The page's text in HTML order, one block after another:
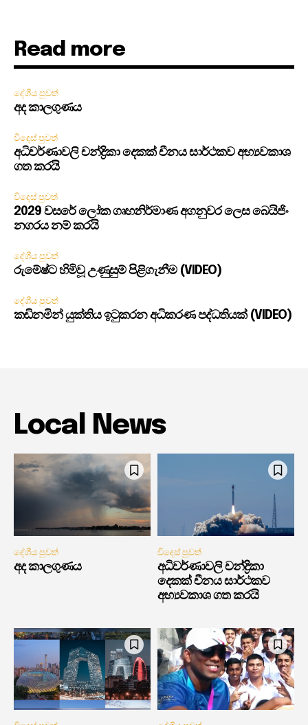
Read more
දේශීය පුවත්
අද කාලගුණය
විදෙස් පුවත්
අධිවර්ණාවලි චන්ද්‍රිකා දෙකක් චීනය සාර්ථකව අභ්‍යවකාශ
ගත කරයි
විදෙස් පුවත්
2029 වසරේ ලෝක ගෘහනිර්මාණ අගනුවර ලෙස බෙයිජිං
නගරය නම් කරයි
දේශීය පුවත්
රුමේෂ්ට හිමිවූ උණුසුම් පිළිගැනීම (VIDEO)
දේශීය පුවත්
කඩිනමින් යුක්තිය ඉටුකරන අධිකරණ පද්ධතියක් (VIDEO)
Local News
දේශීය පුවත්
අද කාලගුණය
විදෙස් පුවත්
අධිවර්ණාවලි චන්ද්‍රිකා
දෙකක් චීනය සාර්ථකව
අභ්‍යවකාශ ගත කරයි